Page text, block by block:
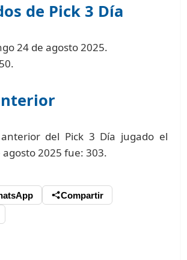
de Pick 3 Día
24 de agosto 2025.
del Pick 3 Día jugado el
agosto 2025 fue: 303.
Compartir